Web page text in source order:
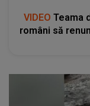
VIDEO Teama
români să